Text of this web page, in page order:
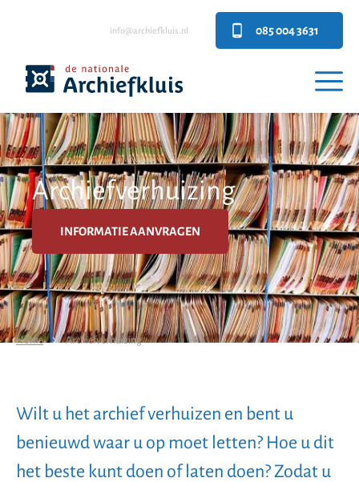
info@archiefkluis.nl 085 004 3631
Archiefverhuizing
INFORMATIE AANVRAGEN
Home Archiefverhuizing
Wilt u het archief verhuizen en bent u
benieuwd waar u op moet letten? Hoe u dit
het beste kunt doen of laten doen? Zodat u